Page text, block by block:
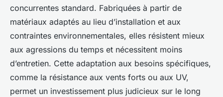
concurrentes standard. Fabriquées à partir de
matériaux adaptés au lieu d’installation et aux
contraintes environnementales, elles résistent mieux
aux agressions du temps et nécessitent moins
d’entretien. Cette adaptation aux besoins spécifiques,
comme la résistance aux vents forts ou aux UV,
permet un investissement plus judicieux sur le long